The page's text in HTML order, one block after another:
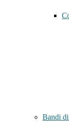
Bandi di